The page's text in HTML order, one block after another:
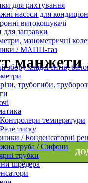
для рихтування
насоси для
витокошукачі
для заправки
манометричні
/ МАПП-газ
збору хладагентів,
трубогиби,
Контролери температури
Реле тиску
/ Конденсаторні
труба / Сифони
трубки
шредера